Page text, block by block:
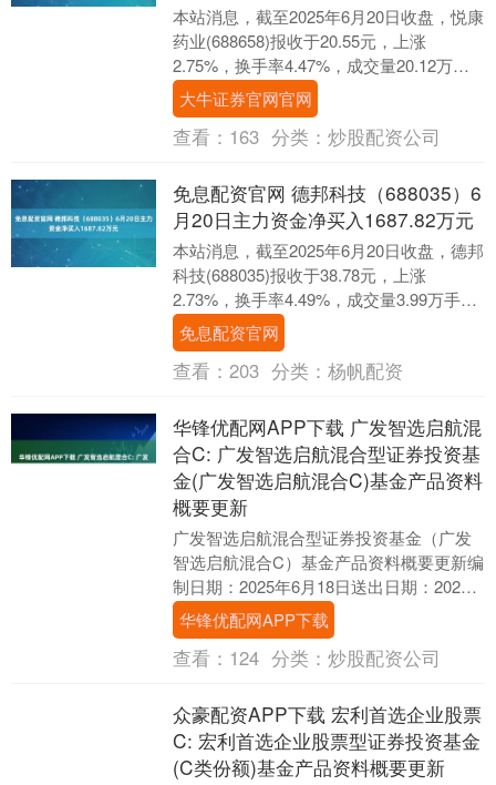
本站消息，截至2025年6月20日收盘，悦康
药业(688658)报收于20.55元，上涨
2.75%，换手率4.47%，成交量20.12万
手，成交额4.13亿元。....
大牛证券官网官网
查看： 163 分类： 炒股配资公司
免息配资官网 德邦科技（688035）6
月20日主力资金净买入1687.82万元
本站消息，截至2025年6月20日收盘，德邦
科技(688035)报收于38.78元，上涨
2.73%，换手率4.49%，成交量3.99万手，
成交额1.55亿元。 ....
免息配资官网
查看： 203 分类： 杨帆配资
华锋优配网APP下载 广发智选启航混
合C: 广发智选启航混合型证券投资基
金(广发智选启航混合C)基金产品资料
概要更新
广发智选启航混合型证券投资基金（广发
智选启航混合C）基金产品资料概要更新编
制日期：2025年6月18日送出日期：2025
年6月20日本概要提供本基金的重要信
息，....
华锋优配网APP下载
查看： 124 分类： 炒股配资公司
众豪配资APP下载 宏利首选企业股票
C: 宏利首选企业股票型证券投资基金
(C类份额)基金产品资料概要更新